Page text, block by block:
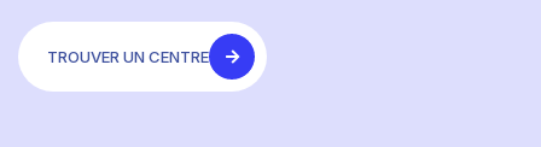
TROUVER UN CENTRE